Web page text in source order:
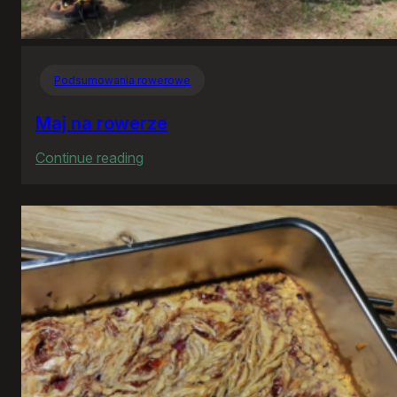
Podsumowania rowerowe
Maj na rowerze
Continue reading
na
rowerze